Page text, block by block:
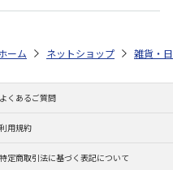
シルエットプレート【ミニチ
ーム ネットショップ 雑貨・
よくあるご質問
利用規約
特定商取引法に基づく表記について